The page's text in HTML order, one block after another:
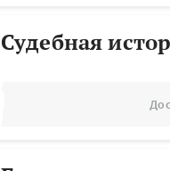
Судебная